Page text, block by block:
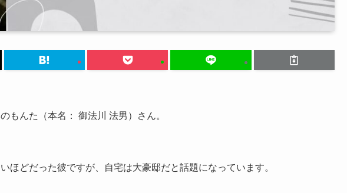
もんた（本名： 御法川 法男）さん。
ほどだった彼ですが、自宅は大豪邸だと話題になっています。